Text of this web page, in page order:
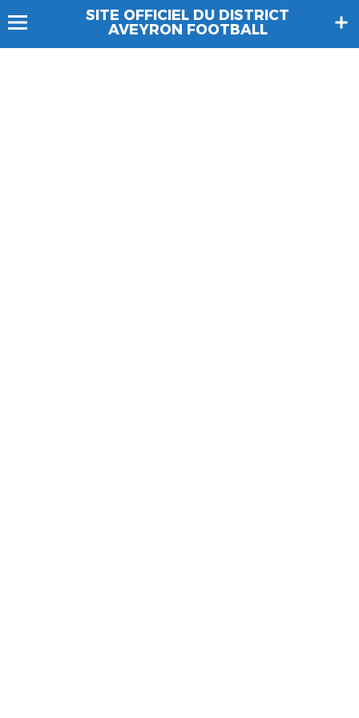
SITE OFFICIEL DU DISTRICT
AVEYRON FOOTBALL